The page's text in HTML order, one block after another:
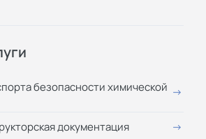
безопасности химической
документация